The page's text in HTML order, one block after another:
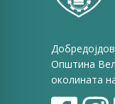
Општина
околината